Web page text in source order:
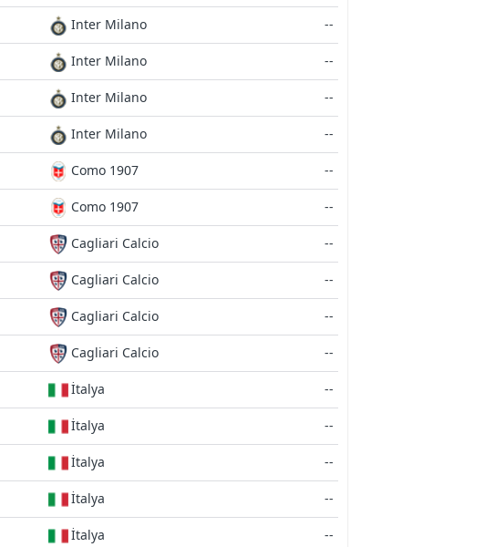
Inter Milano --
Inter Milano --
Inter Milano --
Inter Milano --
Como 1907 --
Como 1907 --
Cagliari Calcio --
Cagliari Calcio --
Cagliari Calcio --
Cagliari Calcio --
İtalya --
İtalya --
İtalya --
İtalya --
İtalya --